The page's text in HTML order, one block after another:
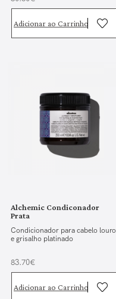
Adicionar ao Carrinho
Alchemic Condiconador
Prata
Condicionador para cabelo louro
e grisalho platinado
83.70€
Adicionar ao Carrinho